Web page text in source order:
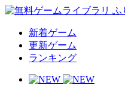
新着ゲーム
更新ゲーム
ランキング